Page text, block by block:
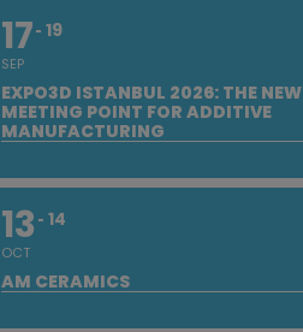
17
SEP
19
EXPO3D ISTANBUL 2026: THE NEW
MEETING POINT FOR ADDITIVE
MANUFACTURING
13
OCT
14
AM CERAMICS